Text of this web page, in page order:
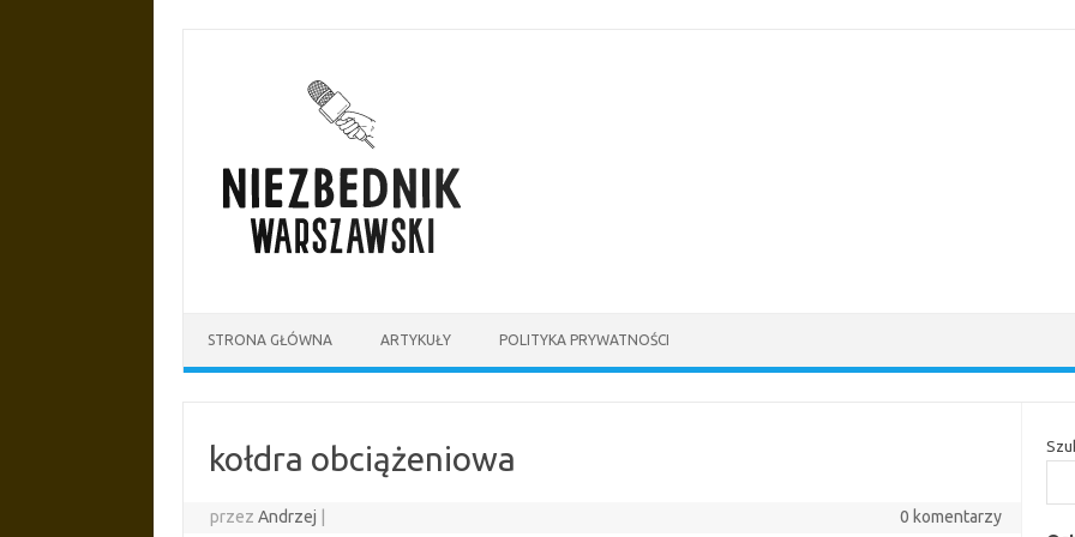
STRONA GŁÓWNA ARTYKUŁY POLITYKA PRYWATNOŚCI
kołdra obciążeniowa
przezAndrzej 0 komentarzy